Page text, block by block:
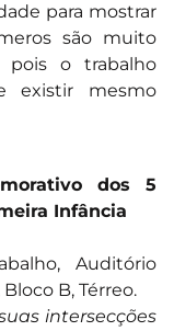
para mostrar
são muito
pois o trabalho
existir mesmo
dos 5
Infância
Auditório
B, Térreo.
intersecções